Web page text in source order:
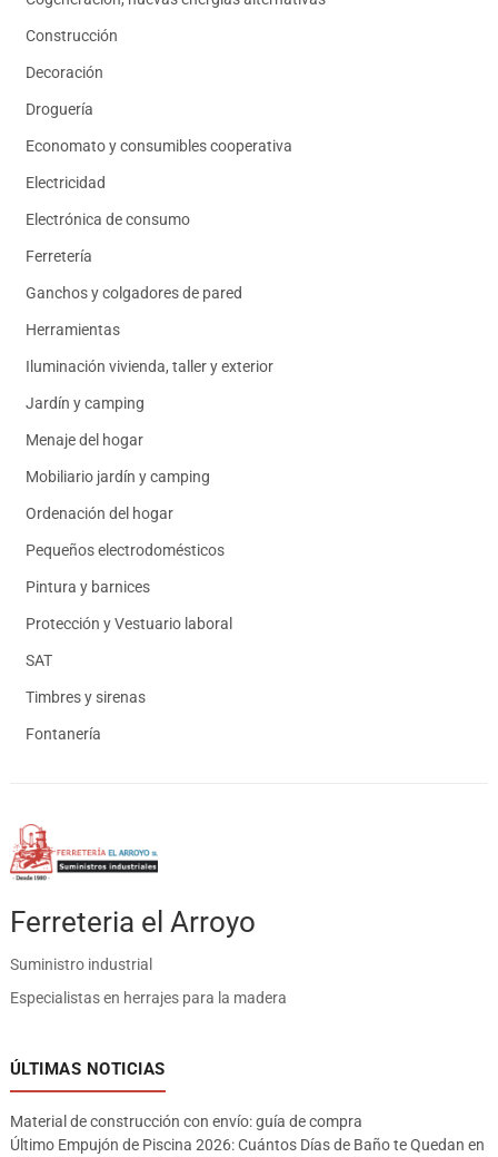
Construcción
Decoración
Droguería
Economato y consumibles cooperativa
Electricidad
Electrónica de consumo
Ferretería
Ganchos y colgadores de pared
Herramientas
Iluminación vivienda, taller y exterior
Jardín y camping
Menaje del hogar
Mobiliario jardín y camping
Ordenación del hogar
Pequeños electrodomésticos
Pintura y barnices
Protección y Vestuario laboral
SAT
Timbres y sirenas
Fontanería
Ferreteria el Arroyo
Suministro industrial
Especialistas en herrajes para la madera
ÚLTIMAS NOTICIAS
Material de construcción con envío: guía de compra
Último Empujón de Piscina 2026: Cuántos Días de Baño te Quedan en